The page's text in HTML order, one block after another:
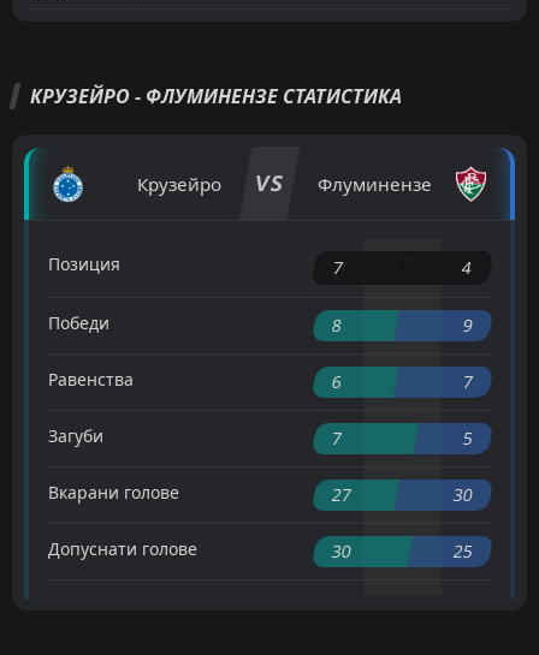
КРУЗЕЙРО - ФЛУМИНЕНЗЕ СТАТИСТИКА
Крузейро VS Флуминензе
Позиция 7 4
Победи 8 9
Равенства 6 7
Загуби 7 5
Вкарани голове 27 30
Допуснати голове 30 25